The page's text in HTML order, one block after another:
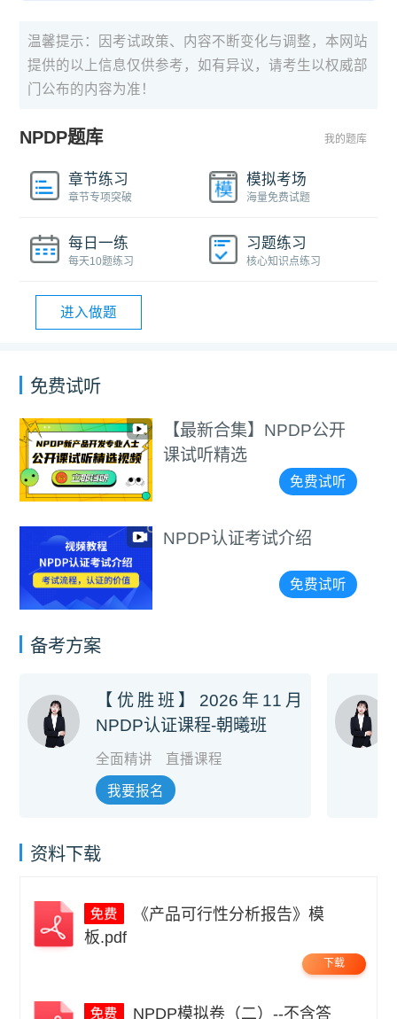
温馨提示：因考试政策、内容不断变化与调整，本网站
提供的以上信息仅供参考，如有异议，请考生以权威部
门公布的内容为准！
NPDP题库 我的题库
章节练习
章节专项突破
模拟考场
海量免费试题
每日一练
每天10题练习
习题练习
核心知识点练习
进入做题
免费试听
【最新合集】NPDP公开
课试听精选
免费试听
NPDP认证考试介绍
免费试听
备考方案
【优胜班】2026年11月
NPDP认证课程-朝曦班
全面精讲 直播课程
我要报名
资料下载
板.pdf
下载